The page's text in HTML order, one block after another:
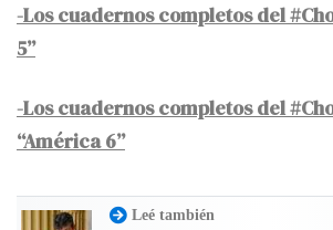
-Los cuadernos completos del
5”
-Los cuadernos completos del
“América 6”
Leé también